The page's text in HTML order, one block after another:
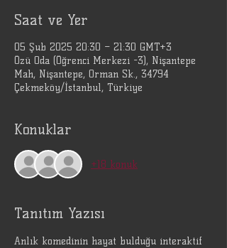
Saat ve Yer
05 Şub 2025 20:30 – 21:30 GMT+3
Özü Oda (Öğrenci Merkezi -3), Nişantepe
Mah, Nişantepe, Orman Sk., 34794
Çekmeköy/İstanbul, Türkiye
Konuklar
+18 konuk
Tanıtım Yazısı
Anlık komedinin hayat bulduğu interaktif